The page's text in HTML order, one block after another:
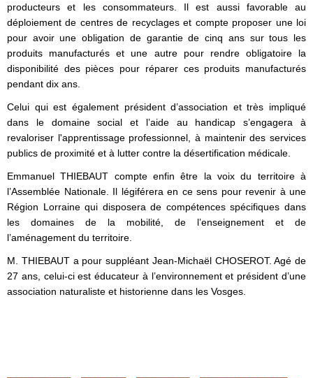
producteurs et les consommateurs. Il est aussi favorable au
déploiement de centres de recyclages et compte proposer une loi
pour avoir une obligation de garantie de cinq ans sur tous les
produits manufacturés et une autre pour rendre obligatoire la
disponibilité des pièces pour réparer ces produits manufacturés
pendant dix ans.
Celui qui est également président d’association et très impliqué
dans le domaine social et l’aide au handicap s’engagera à
revaloriser l'apprentissage professionnel, à maintenir des services
publics de proximité et à lutter contre la désertification médicale.
Emmanuel THIEBAUT compte enfin être la voix du territoire à
l’Assemblée Nationale. Il légiférera en ce sens pour revenir à une
Région Lorraine qui disposera de compétences spécifiques dans
les domaines de la mobilité, de l’enseignement et de
l’aménagement du territoire.
M. THIEBAUT a pour suppléant Jean-Michaël CHOSEROT. Agé de
27 ans, celui-ci est éducateur à l’environnement et président d’une
association naturaliste et historienne dans les Vosges.